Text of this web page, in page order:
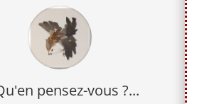
pensez-vous ?...